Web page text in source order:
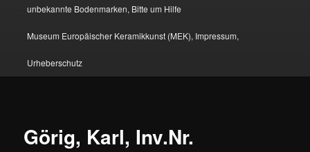
unbekannte Bodenmarken, Bitte um Hilfe
Museum Europäischer Keramikkunst (MEK), Impressum,
Urheberschutz
Görig, Karl, Inv.Nr.